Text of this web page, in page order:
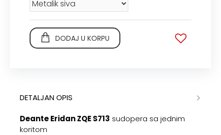
DODAJ U KORPU
DETALJAN OPIS
Deante Eridan ZQE S713 sudopera sa jednim
koritom